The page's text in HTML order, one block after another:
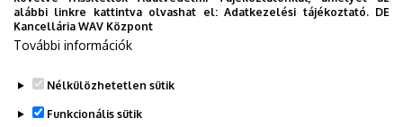
Útmutató a standokhoz
Legutóbbi frissítés: 2023. 01. 26. 17:51
alábbi linkre kattintva olvashat el:Adatkezelési tájékoztató. DE
Kancellária WAV Központ
További információk
Nélkülözhetetlen sütik
Funkcionális sütik